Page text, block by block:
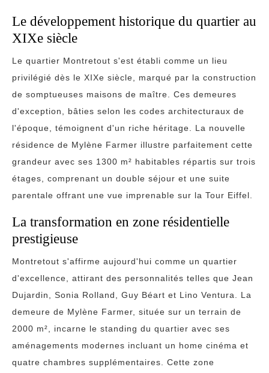
Le développement historique du quartier au
XIXe siècle
Le quartier Montretout s'est établi comme un lieu
privilégié dès le XIXe siècle, marqué par la construction
de somptueuses maisons de maître. Ces demeures
d'exception, bâties selon les codes architecturaux de
l'époque, témoignent d'un riche héritage. La nouvelle
résidence de Mylène Farmer illustre parfaitement cette
grandeur avec ses 1300 m² habitables répartis sur trois
étages, comprenant un double séjour et une suite
parentale offrant une vue imprenable sur la Tour Eiffel.
La transformation en zone résidentielle
prestigieuse
Montretout s'affirme aujourd'hui comme un quartier
d'excellence, attirant des personnalités telles que Jean
Dujardin, Sonia Rolland, Guy Béart et Lino Ventura. La
demeure de Mylène Farmer, située sur un terrain de
2000 m², incarne le standing du quartier avec ses
aménagements modernes incluant un home cinéma et
quatre chambres supplémentaires. Cette zone